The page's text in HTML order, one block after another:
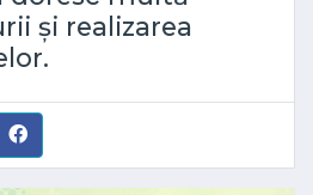
și realizarea